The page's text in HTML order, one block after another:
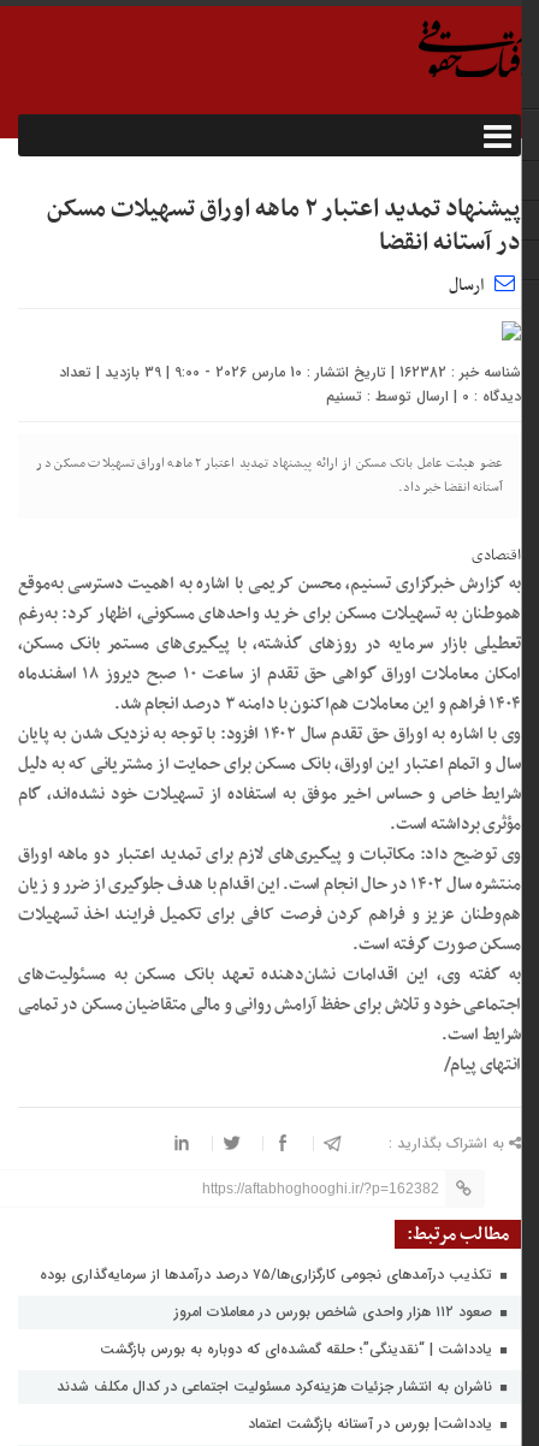
پیشنهاد تمدید اعتبار ۲ ماهه اوراق تسهیلات مسکن
در آستانه انقضا
ارسال
شناسه خبر : 162382 | تاریخ انتشار : 10 مارس 2026 - 9:00 | 39 بازدید | تعداد
دیدگاه :0 | ارسال توسط :تسنیم
عضو هیئت عامل بانک مسکن از ارائه پیشنهاد تمدید اعتبار ۲ ماهه اوراق تسهیلات مسکن در
آستانه انقضا خبر داد.
اقتصادی
به گزارش خبرگزاری تسنیم، محسن کریمی با اشاره به اهمیت دسترسی به‌موقع
هموطنان به تسهیلات مسکن برای خرید واحدهای مسکونی، اظهار کرد: به‌رغم
تعطیلی بازار سرمایه در روزهای گذشته، با پیگیری‌های مستمر بانک مسکن،
امکان معاملات اوراق گواهی حق تقدم از ساعت ۱۰ صبح دیروز ۱۸ اسفندماه
۱۴۰۴ فراهم و این معاملات هم‌اکنون با دامنه ۳ درصد انجام شد.
وی با اشاره به اوراق حق تقدم سال ۱۴۰۲ افزود: با توجه به نزدیک شدن به پایان
سال و اتمام اعتبار این اوراق، بانک مسکن برای حمایت از مشتریانی که به دلیل
شرایط خاص و حساس اخیر موفق به استفاده از تسهیلات خود نشده‌اند، گام
مؤثری برداشته است.
وی توضیح داد: مکاتبات و پیگیری‌های لازم برای تمدید اعتبار دو ماهه اوراق
منتشره سال ۱۴۰۲ در حال انجام است. این اقدام با هدف جلوگیری از ضرر و زیان
هم‌وطنان عزیز و فراهم کردن فرصت کافی برای تکمیل فرایند اخذ تسهیلات
مسکن صورت گرفته است.
به گفته وی، این اقدامات نشان‌دهنده تعهد بانک مسکن به مسئولیت‌های
اجتماعی خود و تلاش برای حفظ آرامش روانی و مالی متقاضیان مسکن در تمامی
شرایط است.
انتهای پیام/
به اشتراک بگذارید :
https://aftabhoghooghi.ir/?p=162382
مطالب مرتبط:
تکذیب درآمدهای نجومی کارگزاری‌ها/۷۵ درصد درآمدها از سرمایه‌گذاری بوده
صعود ۱۱۲ هزار واحدی شاخص بورس در معاملات امروز
یادداشت | “نقدینگی”؛ حلقه گمشده‌ای که دوباره به بورس بازگشت
ناشران به انتشار جزئیات هزینه‌کرد مسئولیت اجتماعی در کدال مکلف شدند
یادداشت| بورس در آستانه بازگشت اعتماد